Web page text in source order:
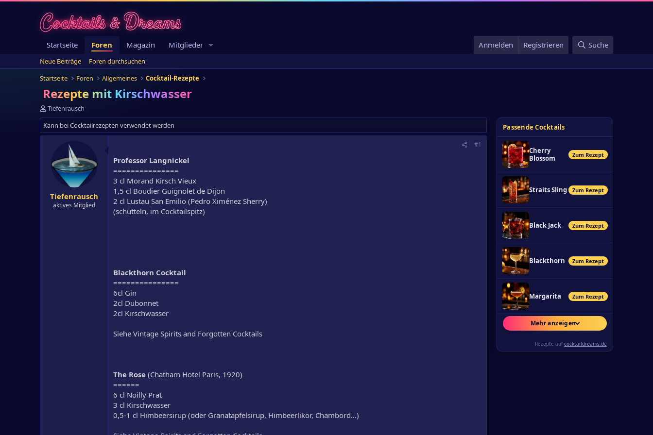
Startseite Foren Magazin Mitglieder Anmelden Registrieren Suche
Neue Beiträge
Foren durchsuchen
Startseite
Foren Allgemeines Cocktail-Rezepte
Rezepte mit Kirschwasser
E
r
s
t
Tiefenrausch
Kann bei Cocktailrezepten verwendet werden
Tiefenrausch
aktives Mitglied
#1
Professor Langnickel
===============
3 cl Morand Kirsch Vieux
1,5 cl Boudier Guignolet de Dijon
2 cl Lustau San Emilio (Pedro Ximénez Sherry)
(schütteln, im Cocktailspitz)
Blackthorn Cocktail
===============
6cl Gin
2cl Dubonnet
2cl Kirschwasser
Siehe Vintage Spirits and Forgotten Cocktails
The Rose (Chatham Hotel Paris, 1920)
======
6 cl Noilly Prat
3 cl Kirschwasser
0,5-1 cl Himbeersirup (oder Granatapfelsirup, Himbeerlikör, Chambord...)
Passende Cocktails
Cherry
Blossom
Zum Rezept
Straits Sling Zum Rezept
Black Jack Zum Rezept
Blackthorn Zum Rezept
Margarita Zum Rezept
Mehr anzeigen
Rezepte aufcocktaildreams.de